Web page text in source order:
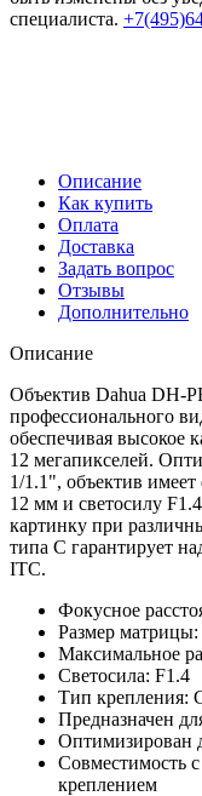
специалиста.
Описание
Как купить
Оплата
Доставка
Задать вопрос
Отзывы
Дополнительно
Описание
Объектив Dahua DH-
профессионального
обеспечивая высокое
12 мегапикселей.
1/1.1", объектив
12 мм и светосилу
картинку при
типа C гарантирует
ITC.
Фокусное
Размер
Максимальное
Светосила: F1.4
Тип крепления:
Предназначен
Оптимизирован
Совместимость
креплением